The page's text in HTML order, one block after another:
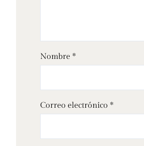
Nombre *
Correo electrónico *